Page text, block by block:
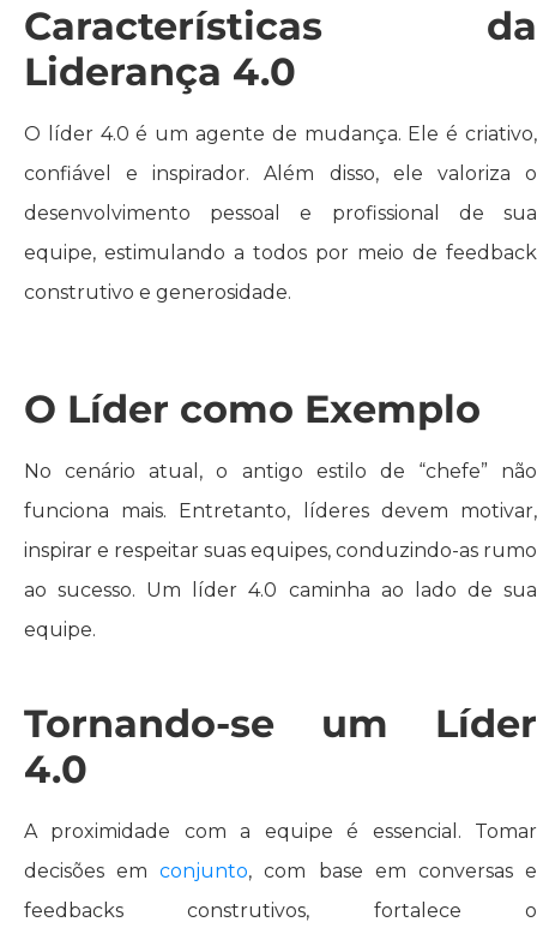
Características da
Liderança 4.0
O líder 4.0 é um agente de mudança. Ele é criativo,
confiável e inspirador. Além disso, ele valoriza o
desenvolvimento pessoal e profissional de sua
equipe, estimulando a todos por meio de feedback
construtivo e generosidade.
O Líder como Exemplo
No cenário atual, o antigo estilo de “chefe” não
funciona mais. Entretanto, líderes devem motivar,
inspirar e respeitar suas equipes, conduzindo-as rumo
ao sucesso. Um líder 4.0 caminha ao lado de sua
equipe.
Tornando-se um Líder
4.0
A proximidade com a equipe é essencial. Tomar
decisões emconjunto, com base em conversas e
feedbacks construtivos, fortalece o